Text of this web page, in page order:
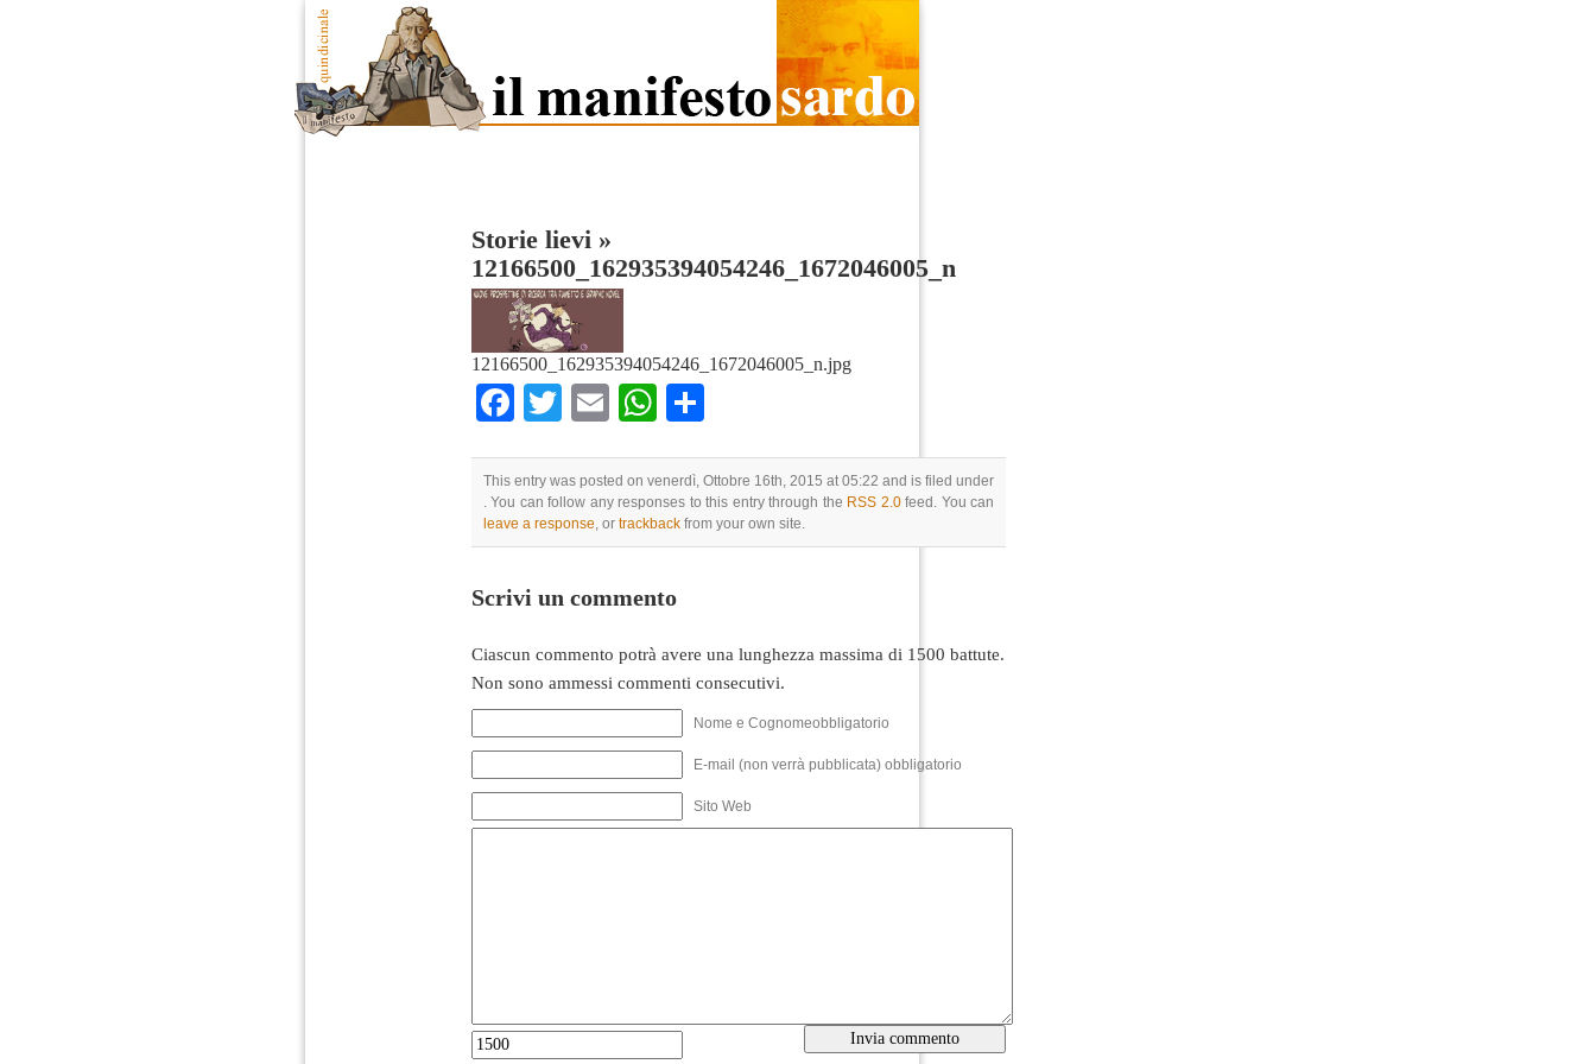
Storie lievi »
12166500_162935394054246_1672046005_n
12166500_162935394054246_1672046005_n.jpg
Facebook
TwitterEmailWhatsApp
This entry was posted on venerdì, Ottobre 16th, 2015 at 05:22 and is filed under
. You can follow any responses to this entry through the RSS 2.0feed. You can
leave a response, or trackback from your own site.
Scrivi un commento
Ciascun commento potrà avere una lunghezza massima di 1500 battute.
Non sono ammessi commenti consecutivi.
Nome e Cognomeobbligatorio
E-mail (non verrà pubblicata) obbligatorio
Sito Web